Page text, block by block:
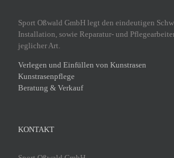
Sport Oßwald GmbH legt den eindeutigen
Installation, sowie Reparatur- und
jeglicher Art.
Verlegen und Einfüllen von Kunstrasen
Kunstrasenpflege
Beratung & Verkauf
KONTAKT